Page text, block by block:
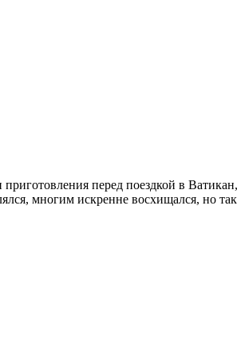
приготовления перед поездкой в
многим искренне восхищался, но